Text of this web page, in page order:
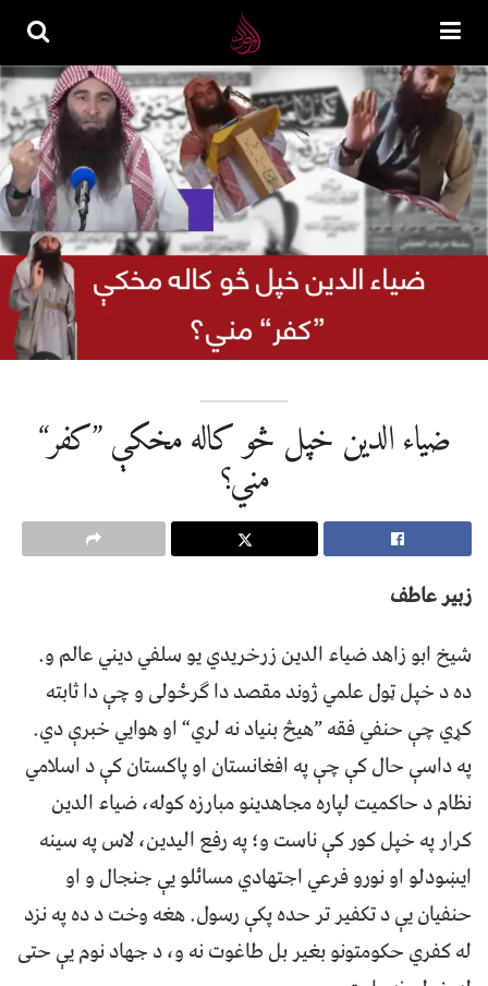
ضیاء الدین خپل څو کاله مخکې ”کفر“
مني؟
زبیر عاطف
شیخ ابو زاهد ضياء الدین زرخریدي یو سلفي دیني عالم و.
ده د خپل ټول علمي ژوند مقصد دا ګرځولی و چې دا ثابته
کړي چې حنفي فقه ”هیڅ بنیاد نه لري“ او هوايي خبرې دي.
په داسې حال کې چې په افغانستان او پاکستان کې د اسلامي
نظام د حاکمیت لپاره مجاهدینو مبارزه کوله، ضياء الدین
کرار په خپل کور کې ناست و؛ په رفع الیدین، لاس په سینه
ايښودلو او نورو فرعي اجتهادي مسائلو یې جنجال و او
حنفیان یې د تکفیر تر حده پکې رسول. هغه وخت د ده په نزد
له کفري حکومتونو بغیر بل طاغوت نه و، د جهاد نوم یې حتی